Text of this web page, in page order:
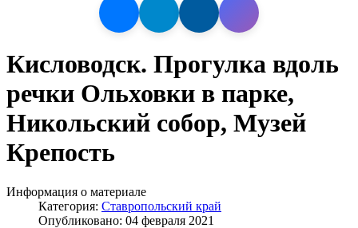
Кисловодск. Прогулка вдоль
речки Ольховки в парке,
Никольский собор, Музей
Крепость
Информация о материале
Категория: Ставропольский край
Опубликовано: 04 февраля 2021